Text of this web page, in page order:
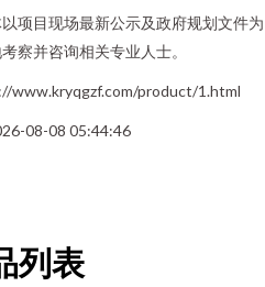
项目现场最新公示及政府规划文件为
察并咨询相关专业人士。
www.kryqgzf.com/product/1.html
08-08 05:44:46
列表